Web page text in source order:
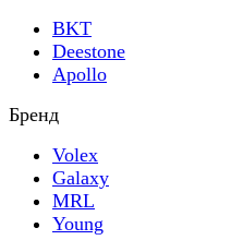
BKT
Deestone
Apollo
Бренд
Volex
Galaxy
MRL
Young